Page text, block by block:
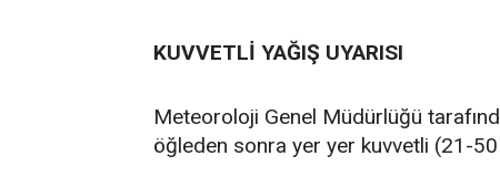
KUVVETLİ YAĞIŞ UYARISI
Meteoroloji Genel Müdürlüğü
öğleden sonra yer yer kuvvetli (21-